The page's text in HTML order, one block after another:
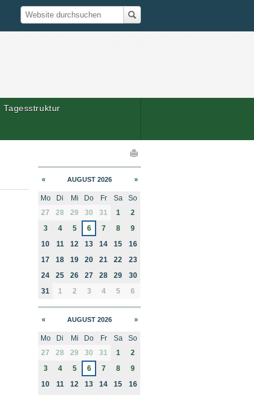
Suche
Website durchsuchen
Tagesstruktur
« AUGUST 2026 »
month-8
Mo Di Mi Do Fr Sa
So
27
28 29 30 31 1
2
3
4 5 6 7 8
9
10
11 12 13 14 15
16
17
18 19 20 21 22
23
24
25 26 27 28 29
30
31
1 2 3 4 5 6
« AUGUST 2026 »
month-8
Mo Di Mi Do Fr Sa
So
27
28 29 30 31 1
2
3
4 5 6 7 8
9
10
11 12 13 14 15
16